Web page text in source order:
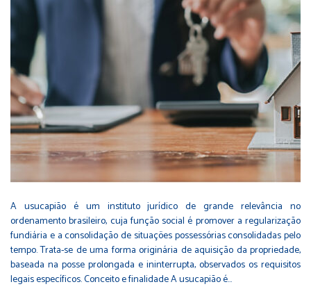
A usucapião é um instituto jurídico de grande relevância no
ordenamento brasileiro, cuja função social é promover a regularização
fundiária e a consolidação de situações possessórias consolidadas pelo
tempo. Trata-se de uma forma originária de aquisição da propriedade,
baseada na posse prolongada e ininterrupta, observados os requisitos
legais específicos. Conceito e finalidade A usucapião é…